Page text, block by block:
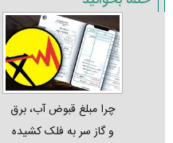
چرا مبلغ قبوض آب، برق
و گاز سر به فلک کشیده